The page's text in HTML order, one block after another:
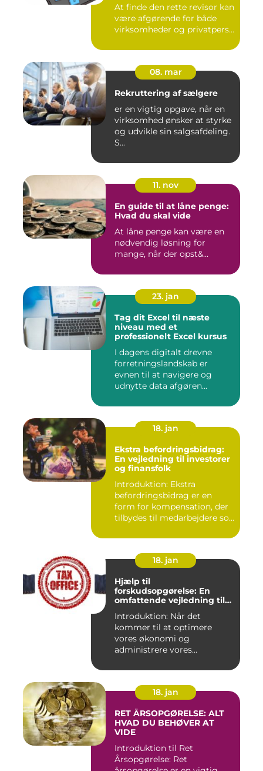
At finde den rette revisor kan
være afgørende for både
virksomheder og privatpers...
08. mar
Rekruttering af sælgere
er en vigtig opgave, når en
virksomhed ønsker at styrke
og udvikle sin salgsafdeling.
S...
11. nov
En guide til at låne penge:
Hvad du skal vide
At låne penge kan være en
nødvendig løsning for
mange, når der opst&...
23. jan
Tag dit Excel til næste
niveau med et
professionelt Excel kursus
I dagens digitalt drevne
forretningslandskab er
evnen til at navigere og
udnytte data afgøren...
18. jan
Ekstra befordringsbidrag:
En vejledning til investorer
og finansfolk
Introduktion: Ekstra
befordringsbidrag er en
form for kompensation, der
tilbydes til medarbejdere so...
18. jan
Hjælp til
forskudsopgørelse: En
omfattende vejledning til
Introduktion: Når det
kommer til at optimere
vores økonomi og
administrere vores
18. jan
RET ÅRSOPGØRELSE: ALT
HVAD DU BEHØVER AT
VIDE
Introduktion til Ret
Årsopgørelse: Ret